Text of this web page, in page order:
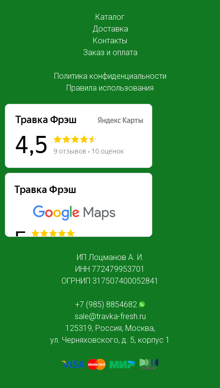
Каталог
Доставка
Контакты
Заказ и оплата
Политика конфиденциальности
Правила использования
Травка Фрэш
5
ИП Лоцманов А. И.
ИНН 772479953701
ОГРНИП 317507400052841
+7 (985) 8854682
sale@travka-fresh.ru
125319, Россия, Москва,
ул. Черняховского, д. 5, корпус 1